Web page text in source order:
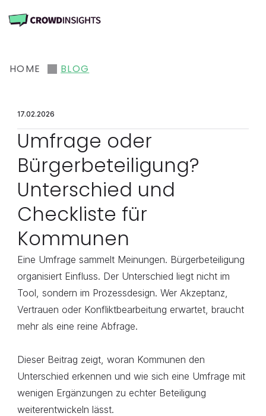
HOME BLOG
17.02.2026
Umfrage oder
Bürgerbeteiligung?
Unterschied und
Checkliste für
Kommunen
Eine Umfrage sammelt Meinungen. Bürgerbeteiligung
organisiert Einfluss. Der Unterschied liegt nicht im
Tool, sondern im Prozessdesign. Wer Akzeptanz,
Vertrauen oder Konfliktbearbeitung erwartet, braucht
mehr als eine reine Abfrage.
Dieser Beitrag zeigt, woran Kommunen den
Unterschied erkennen und wie sich eine Umfrage mit
wenigen Ergänzungen zu echter Beteiligung
weiterentwickeln lässt.